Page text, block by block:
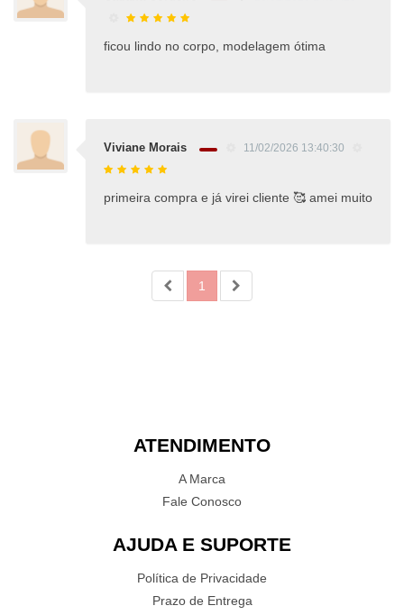
ficou lindo no corpo, modelagem ótima
Viviane Morais 11/02/2026 13:40:30
primeira compra e já virei cliente 🥰 amei muito
1
ATENDIMENTO
A Marca
Fale Conosco
AJUDA E SUPORTE
Política de Privacidade
Prazo de Entrega